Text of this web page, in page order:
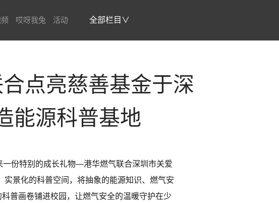
哎呀我兔 活动 全部栏目∨
点亮慈善基金于深
能源科普基地
份特别的成长礼物—港华燃气联合深圳市关爱
景化的科普空间，将抽象的能源知识、燃气安
普画卷铺进校园，让燃气安全的温暖守护在少